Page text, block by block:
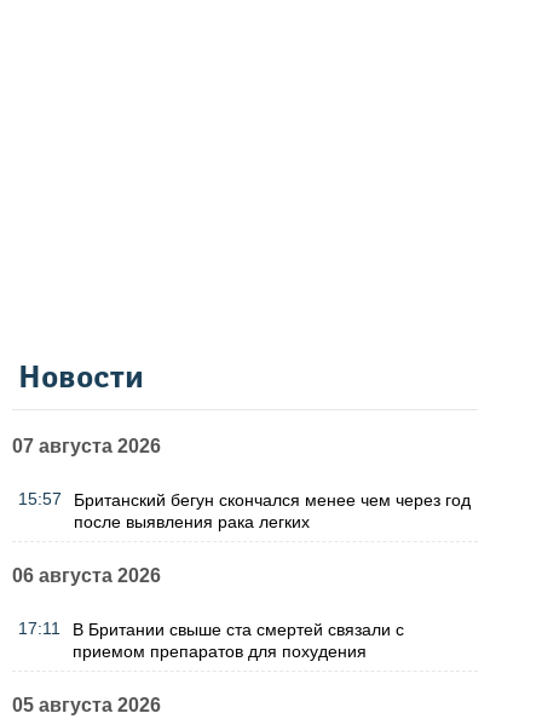
Новости
07 августа 2026
15:57
Британский бегун скончался менее чем через год
после выявления рака легких
06 августа 2026
17:11
В Британии свыше ста смертей связали с
приемом препаратов для похудения
05 августа 2026